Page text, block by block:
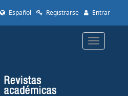
Español Registrarse Entrar
Toggle